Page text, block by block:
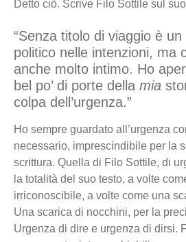
Detto ciò. Scrive Filo Sottile sul suo
“Senza titolo di viaggio è
politico nelle intenzioni, ma
anche molto intimo. Ho
bel po’ di porte della mia
colpa dell’urgenza.”
Ho sempre guardato all’urgenza
necessario, imprescindibile per la
scrittura. Quella di Filo Sottile, di
la totalità del suo testo, a volte
irriconoscibile, a volte come una
Una scarica di nocchini, per la
Urgenza di dire e urgenza di dirsi.